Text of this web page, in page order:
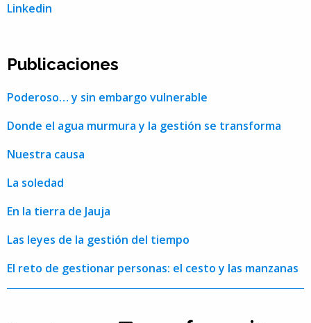
Linkedin
Publicaciones
Poderoso… y sin embargo vulnerable
Donde el agua murmura y la gestión se transforma
Nuestra causa
La soledad
En la tierra de Jauja
Las leyes de la gestión del tiempo
El reto de gestionar personas: el cesto y las manzanas